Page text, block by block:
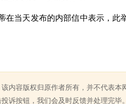
在当天发布的内部信中表示，此
内容版权归原作者所有，并不代表本
诉按钮，我们会及时反馈并处理完毕。